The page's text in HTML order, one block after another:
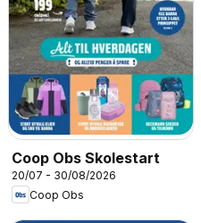
Coop Obs Skolestart
20/07 - 30/08/2026
Coop Obs